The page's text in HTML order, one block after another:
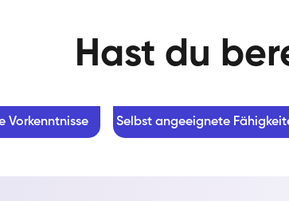
Hast du
Vorkenntnisse Selbst angeeignete